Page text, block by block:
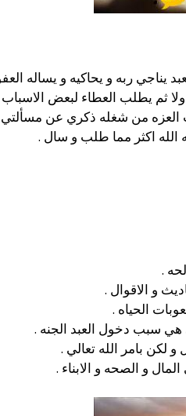
ربه و يحاكيه و يساله
ثم يطلب العطاء لبعض الاسباب
من شغله ذكري عن
الله اكثر مما طلب و سال .
.
و الاقوال .
الحياه .
هي سبب دخول العبد الجنه .
و لكن بامر الله تعالي .
و الصحه و الابناء .